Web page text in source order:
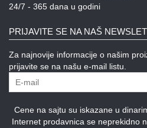
24/7 - 365 dana u godini
PRIJAVITE SE NA NAŠ
Za najnovije informacije o našim
prijavite se na našu e-mail listu.
Cene na sajtu su iskazane u
Internet prodavnica se neprekidno